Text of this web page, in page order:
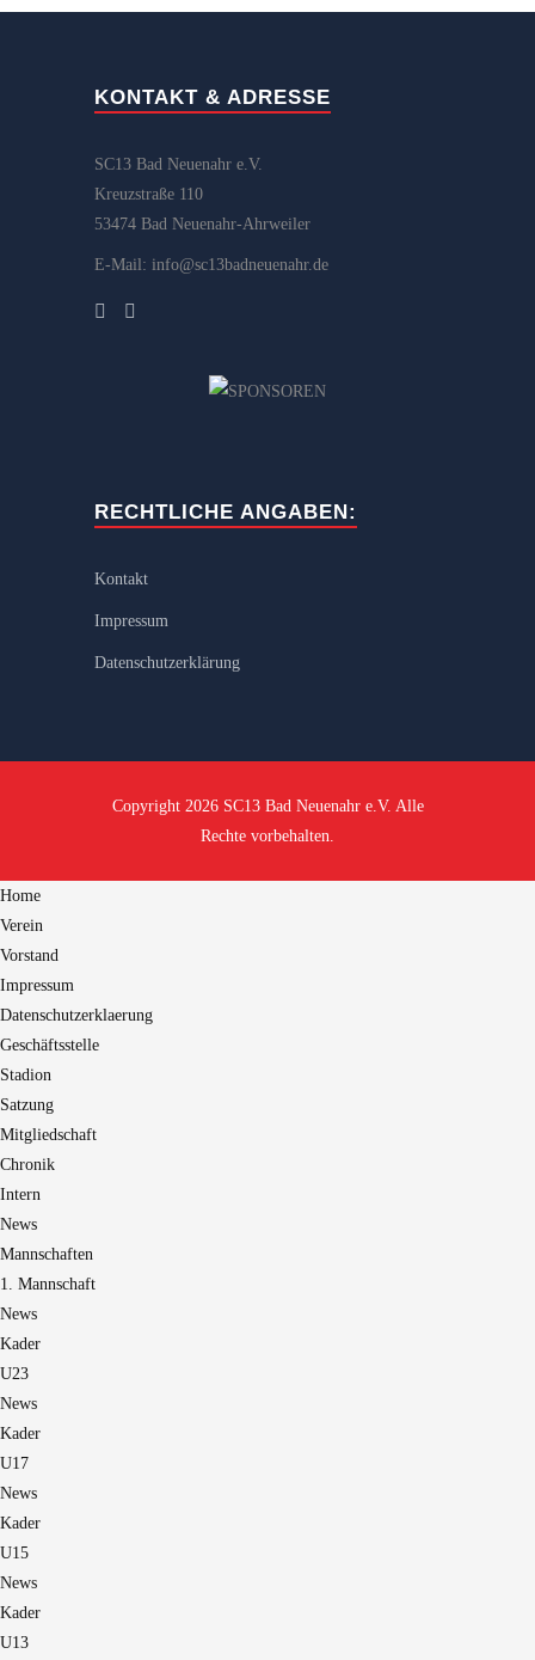
KONTAKT & ADRESSE
SC13 Bad Neuenahr e.V.
Kreuzstraße 110
53474 Bad Neuenahr-Ahrweiler
E-Mail: info@sc13badneuenahr.de
RECHTLICHE ANGABEN:
Kontakt
Impressum
Datenschutzerklärung
Copyright 2026 SC13 Bad Neuenahr e.V. Alle
Rechte vorbehalten.
Home
Verein
Vorstand
Impressum
Datenschutzerklaerung
Geschäftsstelle
Stadion
Satzung
Mitgliedschaft
Chronik
Intern
News
Mannschaften
1. Mannschaft
News
Kader
U23
News
Kader
U17
News
Kader
U15
News
Kader
U13